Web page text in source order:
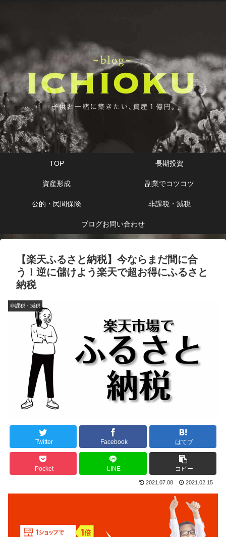
TOP 長期投資
資産形成 副業でコツコツ
公的・民間保険 非課税・減税
ブログお問い合わせ
【楽天ふるさと納税】今ならまだ間に合
う！逆に儲けよう楽天で超お得にふるさと
納税
非課税・減税
Twitter Facebook はてブ
Pocket LINE コピー
2021.07.08 2021.02.15